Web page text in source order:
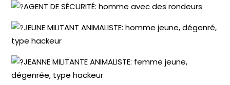
AGENT DE SÉCURITÉ: homme avec des rondeurs
JEUNE MILITANT ANIMALISTE: homme jeune, dégenré,
type hackeur
JEANNE MILITANTE ANIMALISTE: femme jeune,
dégenrée, type hackeur